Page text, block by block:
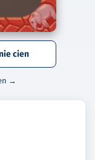
cien
→